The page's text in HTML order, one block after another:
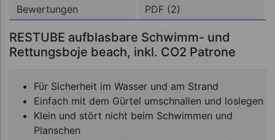
Bewertungen
PDF (2)
RESTUBE aufblasbare Schwimm- und
Rettungsboje beach, inkl. CO2 Patrone
Für Sicherheit im Wasser und am Strand
Einfach mit dem Gürtel umschnallen und loslegen
Klein und stört nicht beim Schwimmen und
Planschen